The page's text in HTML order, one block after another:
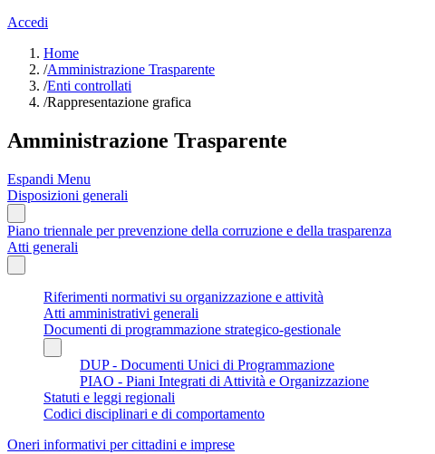
Accedi
Home
/Amministrazione Trasparente
/Enti controllati
/Rappresentazione grafica
Amministrazione Trasparente
Espandi Menu
Disposizioni generali
Piano triennale per prevenzione della corruzione e della trasparenza
Atti generali
Riferimenti normativi su organizzazione e attività
Atti amministrativi generali
Documenti di programmazione strategico-gestionale
DUP - Documenti Unici di Programmazione
PIAO - Piani Integrati di Attività e Organizzazione
Statuti e leggi regionali
Codici disciplinari e di comportamento
Oneri informativi per cittadini e imprese